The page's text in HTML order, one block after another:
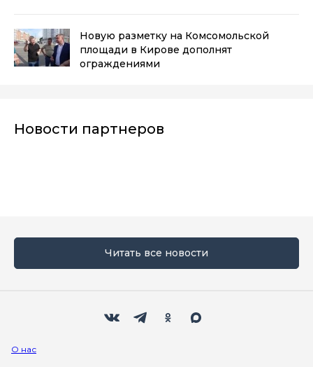
Новую разметку на Комсомольской
площади в Кирове дополнят
ограждениями
Новости партнеров
Читать все новости
О нас